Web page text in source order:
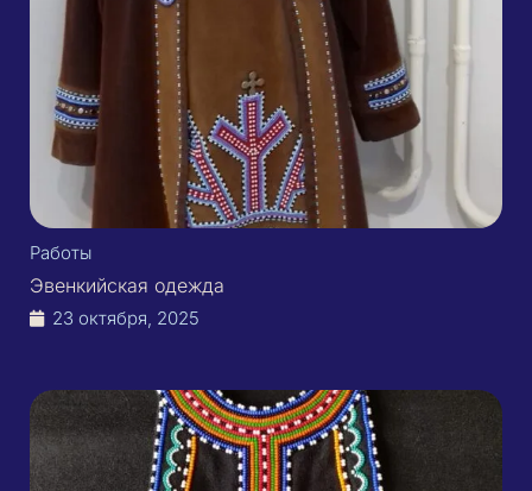
Работы
Эвенкийская одежда
23 октября, 2025